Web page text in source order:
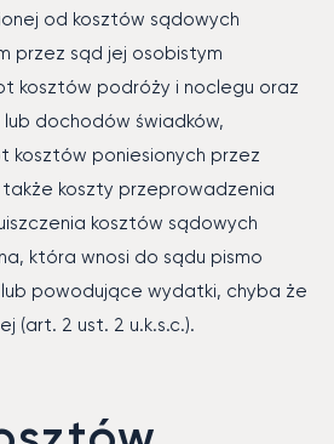
od kosztów sądowych
przez sąd jej osobistym
kosztów podróży i noclegu oraz
dochodów świadków,
kosztów poniesionych przez
także koszty przeprowadzenia
kosztów sądowych
która wnosi do sądu pismo
powodujące wydatki, chyba że
(art. 2 ust. 2 u.k.s.c.).